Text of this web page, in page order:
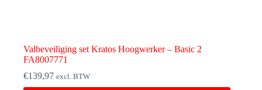
Valbeveiliging set Kratos Hoogwerker – Basic 2
FA8007771
€139,97 excl. BTW